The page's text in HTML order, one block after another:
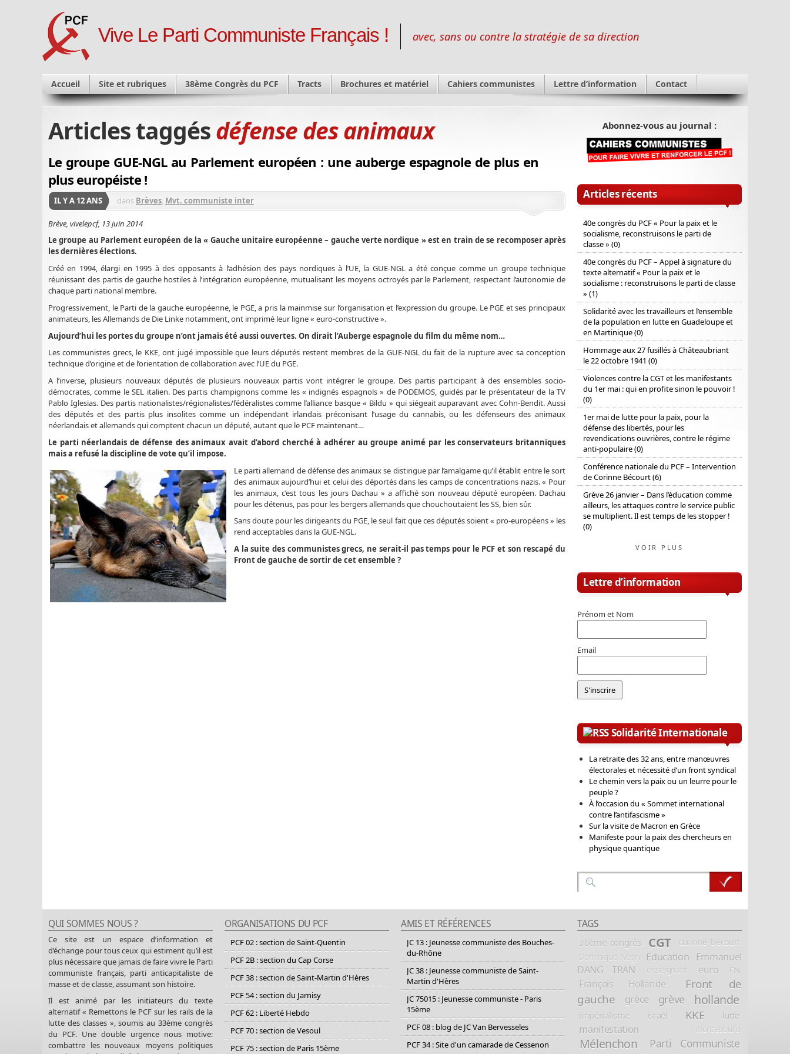
Vive Le Parti Communiste Français ! avec, sans ou contre la stratégie de sa direction
Accueil Site et rubriques 38ème Congrès du PCF Tracts Brochures et matériel Cahiers communistes Lettre d’information Contact
Articles taggésdéfense des animaux
Le groupe GUE-NGL au Parlement européen : une auberge espagnole de plus en
plus européiste !
IL Y A 12 ANS dans Brèves, Mvt. communiste inter
Brève, vivelepcf, 13 juin 2014
Le groupe au Parlement européen de la « Gauche unitaire européenne – gauche verte nordique » est en train de se recomposer après
les dernières élections.
Créé en 1994, élargi en 1995 à des opposants à l’adhésion des pays nordiques à l’UE, la GUE-NGL a été conçue comme un groupe technique
réunissant des partis de gauche hostiles à l’intégration européenne, mutualisant les moyens octroyés par le Parlement, respectant l’autonomie de
chaque parti national membre.
Progressivement, le Parti de la gauche européenne, le PGE, a pris la mainmise sur l’organisation et l’expression du groupe. Le PGE et ses principaux
animateurs, les Allemands de Die Linke notamment, ont imprimé leur ligne « euro-constructive ».
Aujourd’hui les portes du groupe n’ont jamais été aussi ouvertes. On dirait l’Auberge espagnole du film du même nom…
Les communistes grecs, le KKE, ont jugé impossible que leurs députés restent membres de la GUE-NGL du fait de la rupture avec sa conception
technique d’origine et de l’orientation de collaboration avec l’UE du PGE.
A l’inverse, plusieurs nouveaux députés de plusieurs nouveaux partis vont intégrer le groupe. Des partis participant à des ensembles socio-
démocrates, comme le SEL italien. Des partis champignons comme les « indignés espagnols » de PODEMOS, guidés par le présentateur de la TV
Pablo Iglesias. Des partis nationalistes/régionalistes/fédéralistes comme l’alliance basque « Bildu » qui siégeait auparavant avec Cohn-Bendit. Aussi
des députés et des partis plus insolites comme un indépendant irlandais préconisant l’usage du cannabis, ou les défenseurs des animaux
néerlandais et allemands qui comptent chacun un député, autant que le PCF maintenant…
Le parti néerlandais de défense des animaux avait d’abord cherché à adhérer au groupe animé par les conservateurs britanniques
mais a refusé la discipline de vote qu’il impose.
Le parti allemand de défense des animaux se distingue par l’amalgame qu’il établit entre le sort
des animaux aujourd’hui et celui des déportés dans les camps de concentrations nazis. « Pour
les animaux, c’est tous les jours Dachau » a affiché son nouveau député européen. Dachau
pour les détenus, pas pour les bergers allemands que chouchoutaient les SS, bien sûr.
Sans doute pour les dirigeants du PGE, le seul fait que ces députés soient « pro-européens » les
rend acceptables dans la GUE-NGL.
A la suite des communistes grecs, ne serait-il pas temps pour le PCF et son rescapé du
Front de gauche de sortir de cet ensemble ?
Abonnez-vous au journal :
Articles récents
40e congrès du PCF « Pour la paix et le
socialisme, reconstruisons le parti de
classe » (0)
40e congrès du PCF – Appel à signature du
texte alternatif « Pour la paix et le
socialisme : reconstruisons le parti de classe
» (1)
Solidarité avec les travailleurs et l’ensemble
de la population en lutte en Guadeloupe et
en Martinique (0)
Hommage aux 27 fusillés à Châteaubriant
le 22 octobre 1941 (0)
Violences contre la CGT et les manifestants
du 1er mai : qui en profite sinon le pouvoir !
(0)
1er mai de lutte pour la paix, pour la
défense des libertés, pour les
revendications ouvrières, contre le régime
anti-populaire (0)
Conférence nationale du PCF – Intervention
de Corinne Bécourt (6)
Grève 26 janvier – Dans l’éducation comme
ailleurs, les attaques contre le service public
se multiplient. Il est temps de les stopper !
(0)
VOIR PLUS
Lettre d’information
Prénom et Nom
Email
Solidarité Internationale
La retraite des 32 ans, entre manœuvres
électorales et nécessité d’un front syndical
Le chemin vers la paix ou un leurre pour le
peuple ?
À l’occasion du « Sommet international
contre l’antifascisme »
Sur la visite de Macron en Grèce
Manifeste pour la paix des chercheurs en
physique quantique
QUI SOMMES NOUS ?
Ce site est un espace d’information et
d’échange pour tous ceux qui estiment qu’il est
plus nécessaire que jamais de faire vivre le Parti
communiste français, parti anticapitaliste de
masse et de classe, assumant son histoire.
Il est animé par les initiateurs du texte
alternatif « Remettons le PCF sur les rails de la
lutte des classes », soumis au 33ème congrès
du PCF. Une double urgence nous motive:
combattre les nouveaux moyens politiques
ORGANISATIONS DU PCF
PCF 02 : section de Saint-Quentin
PCF 2B : section du Cap Corse
PCF 38 : section de Saint-Martin d'Hères
PCF 54 : section du Jarnisy
PCF 62 : Liberté Hebdo
PCF 70 : section de Vesoul
PCF 75 : section de Paris 15ème
AMIS ET RÉFÉRENCES
JC 13 : Jeunesse communiste des Bouches-
du-Rhône
JC 38 : Jeunesse communiste de Saint-
Martin d'Hères
JC 75015 : Jeunesse communiste - Paris
15ème
PCF 08 : blog de JC Van Bervesseles
PCF 34 : Site d'un camarade de Cessenon
TAGS
36ème congrès CGT corinne bécourt
Dominique Negri Education
Emmanuel
DANG TRAN
enseignant euro FN
François Hollande
Front de
gauche
grèce grève hollande
impérialisme israël KKE lutte
manifestation montebourg
Mélenchon Parti Communiste